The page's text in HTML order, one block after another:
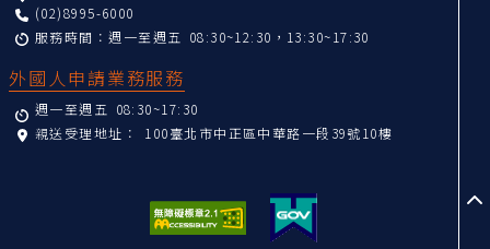
(02)8995-6000
服務時間：週一至週五 08:30~12:30，13:30~17:30
外國人申請業務服務
週一至週五 08:30~17:30
親送受理地址： 100臺北市中正區中華路一段39號10樓
至